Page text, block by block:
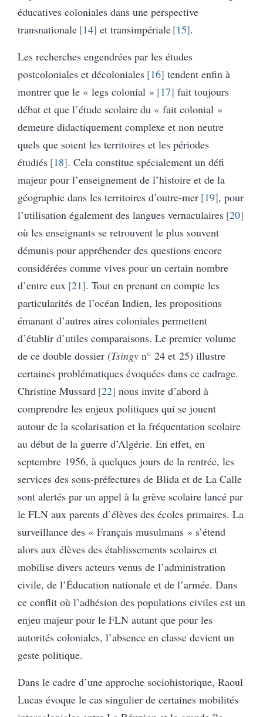
éducatives coloniales dans une perspective
transnationale 14 et transimpériale 15 .
Les recherches engendrées par les études
postcoloniales et décoloniales 16 tendent enfin à
montrer que le « legs colonial » 17 fait toujours
débat et que l’étude scolaire du « fait colonial »
demeure didactiquement complexe et non neutre
quels que soient les territoires et les périodes
étudiés 18 . Cela constitue spécialement un défi
majeur pour l’enseignement de l’histoire et de la
géographie dans les territoires d’outre-mer 19 , pour
l’utilisation également des langues vernaculaires 20
où les enseignants se retrouvent le plus souvent
démunis pour appréhender des questions encore
considérées comme vives pour un certain nombre
d’entre eux 21 . Tout en prenant en compte les
particularités de l’océan Indien, les propositions
émanant d’autres aires coloniales permettent
d’établir d’utiles comparaisons. Le premier volume
de ce double dossier (Tsingy n° 24 et 25) illustre
certaines problématiques évoquées dans ce cadrage.
Christine Mussard 22 nous invite d’abord à
comprendre les enjeux politiques qui se jouent
autour de la scolarisation et la fréquentation scolaire
au début de la guerre d’Algérie. En effet, en
septembre 1956, à quelques jours de la rentrée, les
services des sous-préfectures de Blida et de La Calle
sont alertés par un appel à la grève scolaire lancé par
le FLN aux parents d’élèves des écoles primaires. La
surveillance des « Français musulmans » s’étend
alors aux élèves des établissements scolaires et
mobilise divers acteurs venus de l’administration
civile, de l’Éducation nationale et de l’armée. Dans
ce conflit où l’adhésion des populations civiles est un
enjeu majeur pour le FLN autant que pour les
autorités coloniales, l’absence en classe devient un
geste politique.
Dans le cadre d’une approche sociohistorique, Raoul
Lucas évoque le cas singulier de certaines mobilités